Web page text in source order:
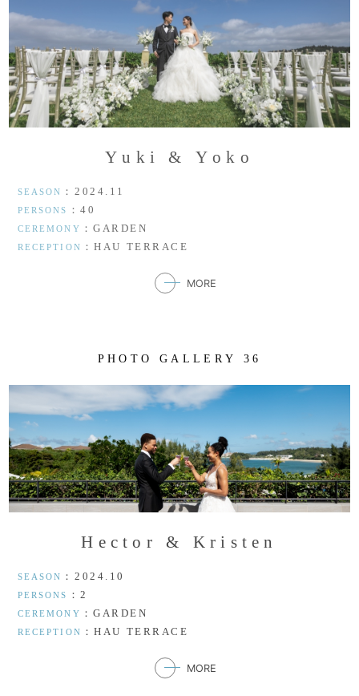
Yu k i & Yok o
SEASON ：2024.11
PERSONS ：40
CEREMONY ：GARDEN
RECEPTION ：HAU TERRACE
MORE
P HO TO GA L LE RY 36
H e cto r & Kri s ten
SEASON ：2024.10
PERSONS ：2
CEREMONY ：GARDEN
RECEPTION ：HAU TERRACE
MORE